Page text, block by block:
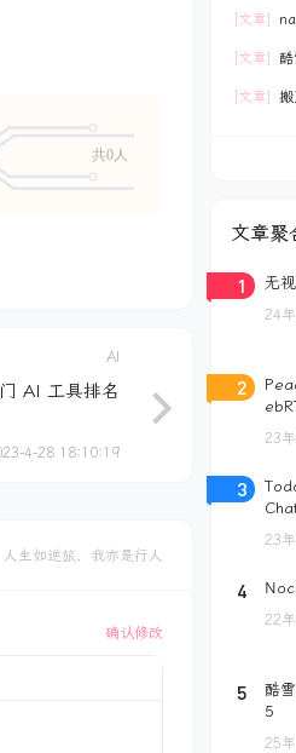
共0人
AI
AI 工具排名
4-28 18:10:19
人生如逆旅，我亦是行人
确认修改
[文章]
[文章]
[文章]
文章聚
1 无
24
2
23
3
23
4
22
5
酷
5
25